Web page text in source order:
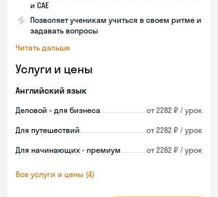
и САЕ
Позволяет ученикам учиться в своем ритме и
задавать вопросы
Читать дальше
Услуги и цены
Английский язык
Деловой - для бизнеса от 2282 ₽ / урок
Для путешествий от 2282 ₽ / урок
Для начинающих - премиум от 2282 ₽ / урок
Все услуги и цены (4)